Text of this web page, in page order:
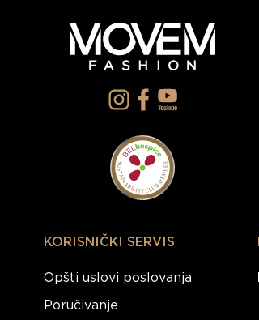
KORISNIČKI SERVIS
Opšti uslovi poslovanja
Poručivanje